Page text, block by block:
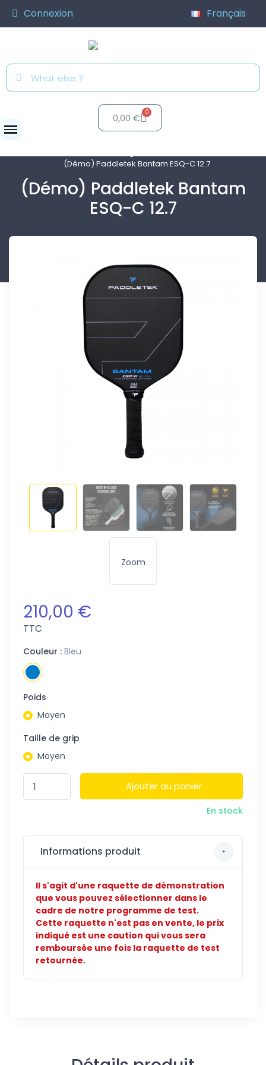
Connexion Français
0,00 €
(Démo) Paddletek Bantam ESQ-C 12.7
(Démo) Paddletek Bantam
ESQ-C 12.7
Zoom
210,00 €
TTC
Couleur : Bleu
Poids
Moyen
Taille de grip
Moyen
Ajouter au panier
En stock
Informations produit
Il s'agit d'une raquette de démonstration
que vous pouvez sélectionner dans le
cadre de notre programme de test.
Cette raquette n'est pas en vente, le prix
indiqué est une caution qui vous sera
remboursée une fois la raquette de test
retournée.